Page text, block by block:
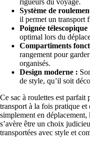
Système de
il permet un transport
Poignée télescopique
optimal lors du
Compartiments
rangement pour
organisés.
Design moderne :
de style, qu’il soit
Ce sac à roulettes est
transport à la fois pratique
simplement en
s’avère être un choix
transportées avec style et